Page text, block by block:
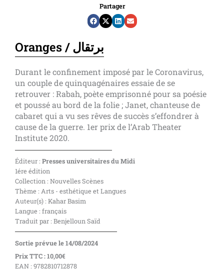
Partager
Oranges / برتقال
Durant le confinement imposé par le Coronavirus,
un couple de quinquagénaires essaie de se
retrouver : Rabah, poète emprisonné pour sa poésie
et poussé au bord de la folie ; Janet, chanteuse de
cabaret qui a vu ses rêves de succès s’effondrer à
cause de la guerre. 1er prix de l’Arab Theater
Institute 2020.
Éditeur : Presses universitaires du Midi
1ére édition
Collection : Nouvelles Scènes
Thème : Arts - esthétique et Langues
Auteur(s) : Kahar Basim
Langue : français
Traduit par : Benjelloun Saïd
Sortie prévue le 14/08/2024
Prix TTC : 10,00€
EAN : 9782810712878